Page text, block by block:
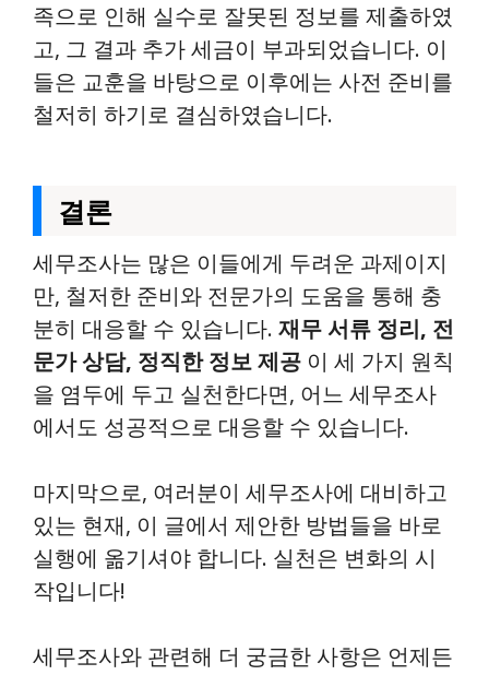
족으로 인해 실수로 잘못된 정보를 제출하였
고, 그 결과 추가 세금이 부과되었습니다. 이
들은 교훈을 바탕으로 이후에는 사전 준비를
철저히 하기로 결심하였습니다.
결론
세무조사는 많은 이들에게 두려운 과제이지
만, 철저한 준비와 전문가의 도움을 통해 충
분히 대응할 수 있습니다. 재무 서류 정리, 전
문가 상담, 정직한 정보 제공 이 세 가지 원칙
을 염두에 두고 실천한다면, 어느 세무조사
에서도 성공적으로 대응할 수 있습니다.
마지막으로, 여러분이 세무조사에 대비하고
있는 현재, 이 글에서 제안한 방법들을 바로
실행에 옮기셔야 합니다. 실천은 변화의 시
작입니다!
세무조사와 관련해 더 궁금한 사항은 언제든